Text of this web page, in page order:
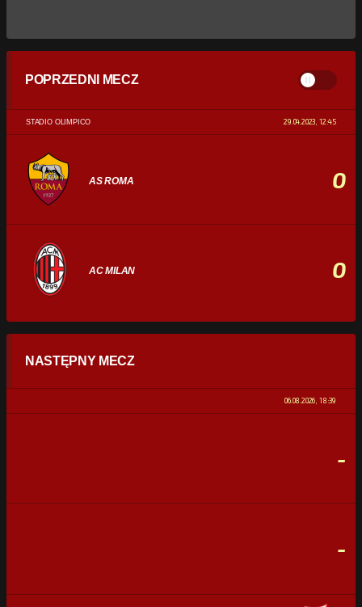
POPRZEDNI MECZ
STADIO OLIMPICO 29.04.2023, 12:45
AS ROMA 0
AC MILAN 0
STATYSTYKI
NASTĘPNY MECZ
06.08.2026, 18:39
-
-